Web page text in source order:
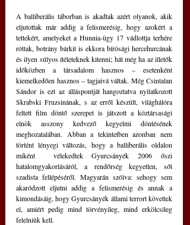
A balliberális táborban is akadtak azért olyanok, akik
eljutottak már addig a felismerésig, hogy azokért a
tettekért, amelyeket a Hunnia-ügy 17 vádlottja terhére
róttak, botrány bárkit is ekkora bírósági hercehurcának
és ilyen súlyos ítéleteknek kitenni; hát még ha az illetők
időközben a társadalom hasznos – esetenként
kiemelkedően hasznos – tagjaivá váltak. Még Csintalan
Sándor is ezt az álláspontját hangoztatva nyilatkozott
Skrabski Fruzsinának, s az erről készült, világhálóra
feltett film döntő szerepet is játszott a köztársasági
elnök asszony kedvező kegyelmi döntésének
meghozatalában. Abban a tekintetben azonban nem
történt lényegi változás, hogy a balliberális oldalon
miként  vélekedtek Gyurcsányék 2006 őszi
hatalomgyakorlásáról, a rendőrség kegyetlen, sőt
szadista fellépéséről. Magyarán szólva: sehogy sem
akaródzott eljutni addig a felismerésig és annak a
kimondásáig, hogy Gyurcsányék állami terrort követtek
el, amiért pedig mind törvényileg, mind erkölcsileg
felelniük kell.